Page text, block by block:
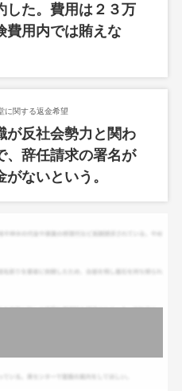
した。費用は２３万
費用内では賄えな
に関する返金希望
が反社会勢力と関わ
、辞任請求の署名が
ないという。